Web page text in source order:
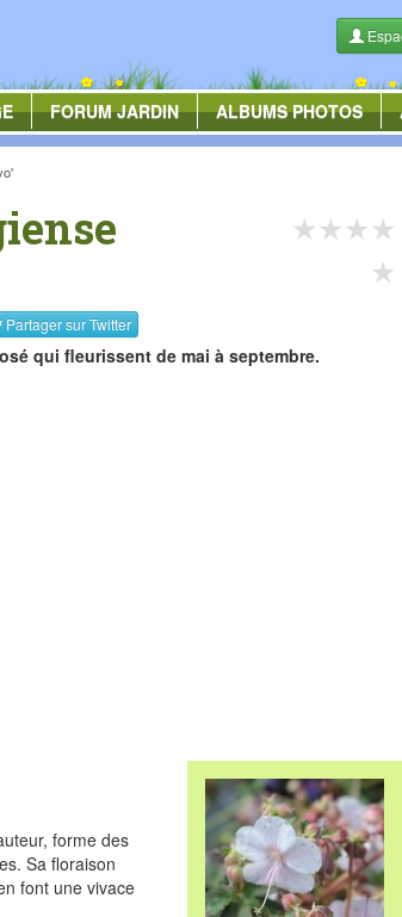
FORUMJARDIN ALBUMSPHOTOS
★
★
★
★
★
Partager surTwitter
qui fleurissent de mai à septembre.
forme des
Sa floraison
font une vivace